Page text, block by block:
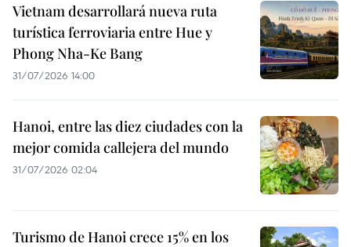
Vietnam desarrollará nueva ruta
turística ferroviaria entre Hue y
Phong Nha-Ke Bang
31/07/2026 14:00
Hanoi, entre las diez ciudades con la
mejor comida callejera del mundo
31/07/2026 02:04
Turismo de Hanoi crece 15% en los